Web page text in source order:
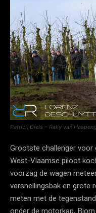
Patrick Diels – Rally van
Grootste challenger voor
West-Vlaamse piloot
voorzag de wagen
versnellingsbak en grote
meten met de